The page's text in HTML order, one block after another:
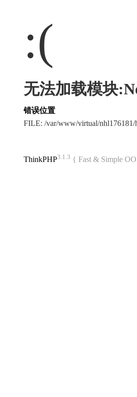
:(
无法加载模块
错误位置
FILE: /var/www/virtual/
ThinkPHP3.1.3 { Fast & Simple